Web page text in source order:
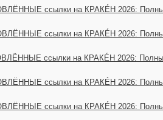
ссылки на КРАКÉН 2026:
ссылки на КРАКÉН 2026:
ссылки на КРАКÉН 2026:
ссылки на КРАКÉН 2026:
ссылки на КРАКÉН 2026: